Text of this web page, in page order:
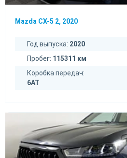
Mazda CX-5 2, 2020
Год выпуска: 2020
Пробег: 115311 км
Коробка передач:
6AT